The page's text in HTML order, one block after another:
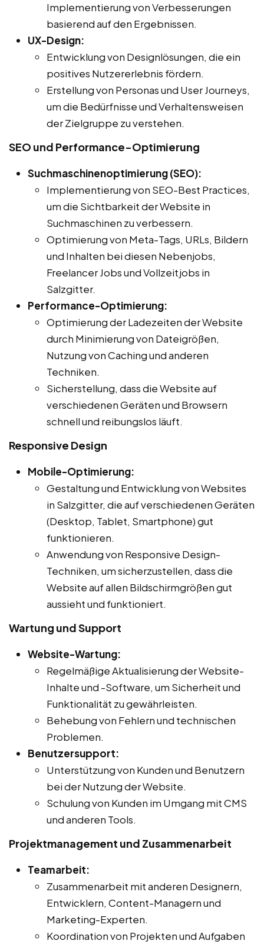
Implementierung von Verbesserungen
basierend auf den Ergebnissen.
UX-Design:
Entwicklung von Designlösungen, die ein
positives Nutzererlebnis fördern.
Erstellung von Personas und User Journeys,
um die Bedürfnisse und Verhaltensweisen
der Zielgruppe zu verstehen.
SEO und Performance-Optimierung
Suchmaschinenoptimierung (SEO):
Implementierung von SEO-Best Practices,
um die Sichtbarkeit der Website in
Suchmaschinen zu verbessern.
Optimierung von Meta-Tags, URLs, Bildern
und Inhalten bei diesen Nebenjobs,
Freelancer Jobs und Vollzeitjobs in
Salzgitter.
Performance-Optimierung:
Optimierung der Ladezeiten der Website
durch Minimierung von Dateigrößen,
Nutzung von Caching und anderen
Techniken.
Sicherstellung, dass die Website auf
verschiedenen Geräten und Browsern
schnell und reibungslos läuft.
Responsive Design
Mobile-Optimierung:
Gestaltung und Entwicklung von Websites
in Salzgitter, die auf verschiedenen Geräten
(Desktop, Tablet, Smartphone) gut
funktionieren.
Anwendung von Responsive Design-
Techniken, um sicherzustellen, dass die
Website auf allen Bildschirmgrößen gut
aussieht und funktioniert.
Wartung und Support
Website-Wartung:
Regelmäßige Aktualisierung der Website-
Inhalte und -Software, um Sicherheit und
Funktionalität zu gewährleisten.
Behebung von Fehlern und technischen
Problemen.
Benutzersupport:
Unterstützung von Kunden und Benutzern
bei der Nutzung der Website.
Schulung von Kunden im Umgang mit CMS
und anderen Tools.
Projektmanagement und Zusammenarbeit
Teamarbeit:
Zusammenarbeit mit anderen Designern,
Entwicklern, Content-Managern und
Marketing-Experten.
Koordination von Projekten und Aufgaben